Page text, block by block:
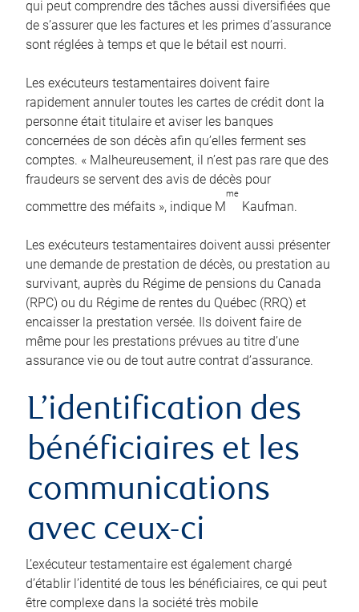
qui peut comprendre des tâches aussi diversifiées que
de s’assurer que les factures et les primes d’assurance
sont réglées à temps et que le bétail est nourri.
Les exécuteurs testamentaires doivent faire
rapidement annuler toutes les cartes de crédit dont la
personne était titulaire et aviser les banques
concernées de son décès afin qu’elles ferment ses
comptes. « Malheureusement, il n’est pas rare que des
fraudeurs se servent des avis de décès pour
commettre des méfaits », indique M
me
Kaufman.
Les exécuteurs testamentaires doivent aussi présenter
une demande de prestation de décès, ou prestation au
survivant, auprès du Régime de pensions du Canada
(RPC) ou du Régime de rentes du Québec (RRQ) et
encaisser la prestation versée. Ils doivent faire de
même pour les prestations prévues au titre d’une
assurance vie ou de tout autre contrat d’assurance.
L’identification des
bénéficiaires et les
communications
avec ceux-ci
L’exécuteur testamentaire est également chargé
d’établir l’identité de tous les bénéficiaires, ce qui peut
être complexe dans la société très mobile